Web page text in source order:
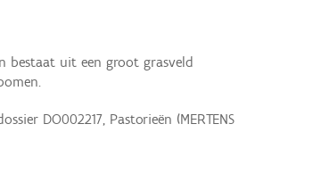
bestaat uit een groot grasveld
DO002217, Pastorieën (MERTENS